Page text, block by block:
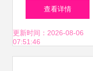
与风险管理公开课
智慧投资与信息咨
查看详情
更新时间：2026-08-06
07:51:46